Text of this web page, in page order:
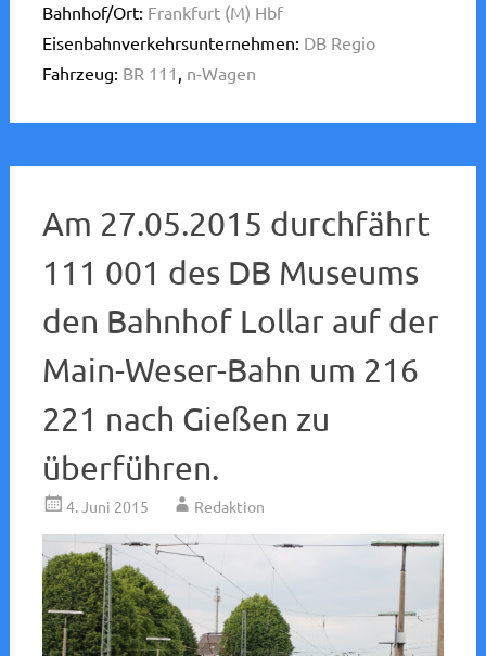
Bahnhof/Ort: Frankfurt (M) Hbf
Eisenbahnverkehrsunternehmen: DB Regio
Fahrzeug: BR 111 , n-Wagen
Am 27.05.2015 durchfährt
111 001 des DB Museums
den Bahnhof Lollar auf der
Main-Weser-Bahn um 216
221 nach Gießen zu
überführen.
4. Juni 2015 Redaktion